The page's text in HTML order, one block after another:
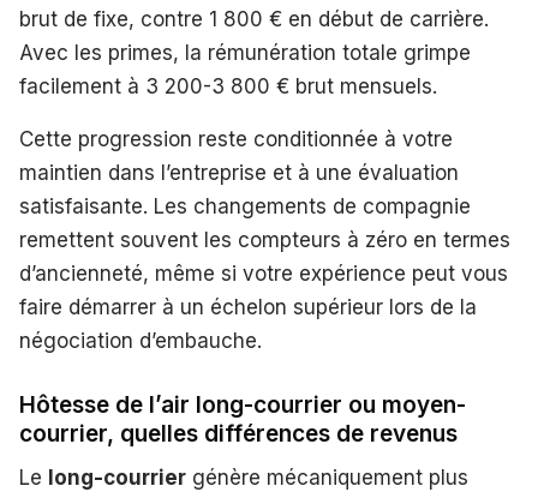
brut de fixe, contre 1 800 € en début de carrière.
Avec les primes, la rémunération totale grimpe
facilement à 3 200-3 800 € brut mensuels.
Cette progression reste conditionnée à votre
maintien dans l’entreprise et à une évaluation
satisfaisante. Les changements de compagnie
remettent souvent les compteurs à zéro en termes
d’ancienneté, même si votre expérience peut vous
faire démarrer à un échelon supérieur lors de la
négociation d’embauche.
Hôtesse de l’air long-courrier ou moyen-
courrier, quelles différences de revenus
Le long-courrier génère mécaniquement plus